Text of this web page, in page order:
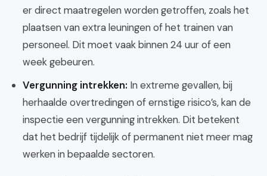
er direct maatregelen worden getroffen, zoals het
plaatsen van extra leuningen of het trainen van
personeel. Dit moet vaak binnen 24 uur of een
week gebeuren.
Vergunning intrekken: In extreme gevallen, bij
herhaalde overtredingen of ernstige risico’s, kan de
inspectie een vergunning intrekken. Dit betekent
dat het bedrijf tijdelijk of permanent niet meer mag
werken in bepaalde sectoren.